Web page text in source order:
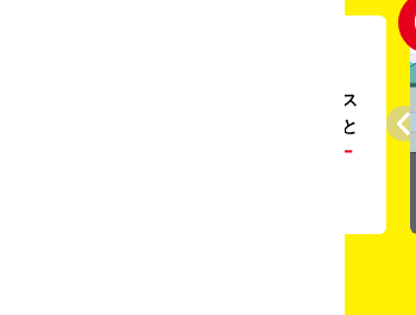
。ガソリンス
タンドや整備工場の既存インフラを活用すること
リー